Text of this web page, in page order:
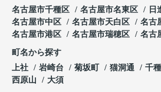
名古屋市千種区
名古屋市名東区 日
名古屋市中区
名古屋市天白区
名古
名古屋市港区
名古屋市瑞穂区 名古
町名から探す
上社
岩崎台 菊坂町 猫洞通 千種
西原山
大須